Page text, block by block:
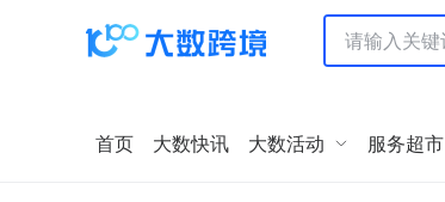
首页 大数快讯 大数活动 服务超市